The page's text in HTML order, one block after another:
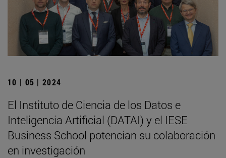
10 | 05 | 2024
El Instituto de Ciencia de los Datos e
Inteligencia Artificial (DATAI) y el IESE
Business School potencian su colaboración
en investigación